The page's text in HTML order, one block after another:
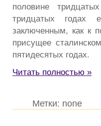
половине
тридцатых годах
заключенным, как к
присущее
пятидесятых годах.
Читать полностью »
Метки: none